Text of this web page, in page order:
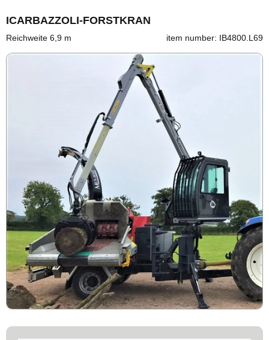
ICARBAZZOLI-FORSTKRAN
Reichweite 6,9 m item number: IB4800.L69